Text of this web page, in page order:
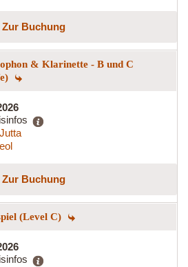
Zur Buchung
& Klarinette - B und C
Zur Buchung
(Level C)